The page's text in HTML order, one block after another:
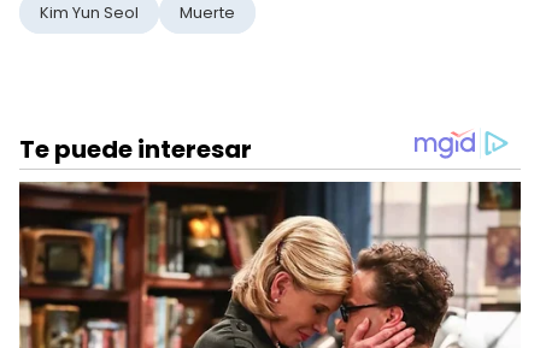
Kim Yun Seol Muerte